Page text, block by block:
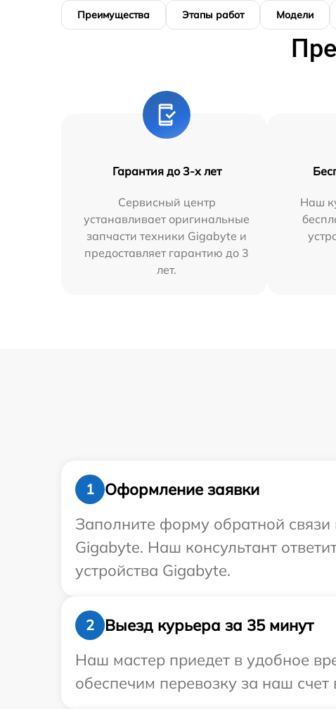
Преимущества Этапы работ Модели
Гарантия до 3-х лет
Сервисный центр
устанавливает оригинальные
запчасти техники Gigabyte и
предоставляет гарантию до 3
лет.
Наш
1
Оформление заявки
Заполните форму обратной
Gigabyte. Наш консультант
устройства Gigabyte.
2
Выезд курьера за 35 минут
Наш мастер приедет в удобное
обеспечим перевозку за наш